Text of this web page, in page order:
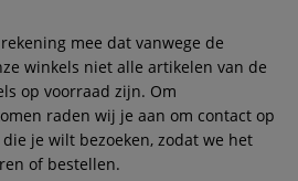
mee dat vanwege de
winkels niet alle artikelen van de
op voorraad zijn. Om
raden wij je aan om contact op
je wilt bezoeken, zodat we het
of bestellen.